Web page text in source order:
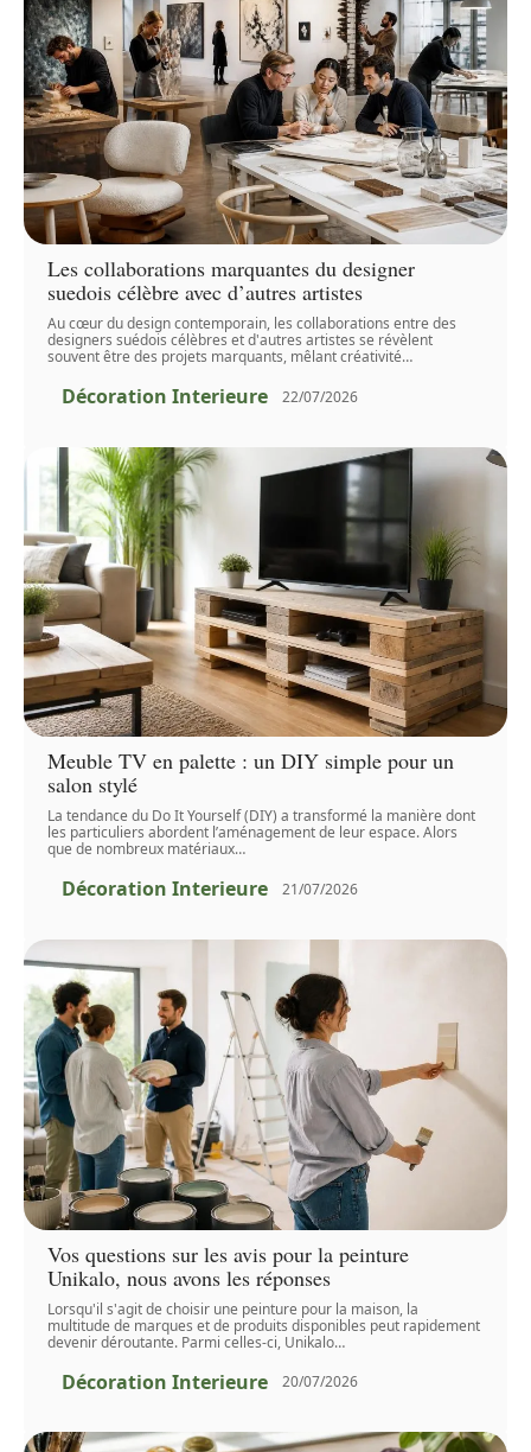
Les collaborations marquantes du designer
suedois célèbre avec d’autres artistes
Au cœur du design contemporain, les collaborations entre des
designers suédois célèbres et d'autres artistes se révèlent
souvent être des projets marquants, mêlant créativité…
Décoration Interieure 22/07/2026
Meuble TV en palette : un DIY simple pour un
salon stylé
La tendance du Do It Yourself (DIY) a transformé la manière dont
les particuliers abordent l’aménagement de leur espace. Alors
que de nombreux matériaux…
Décoration Interieure 21/07/2026
Vos questions sur les avis pour la peinture
Unikalo, nous avons les réponses
Lorsqu'il s'agit de choisir une peinture pour la maison, la
multitude de marques et de produits disponibles peut rapidement
devenir déroutante. Parmi celles-ci, Unikalo…
Décoration Interieure 20/07/2026